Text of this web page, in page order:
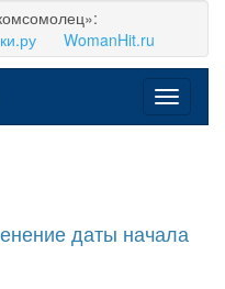
WomanHit.ru
даты начала